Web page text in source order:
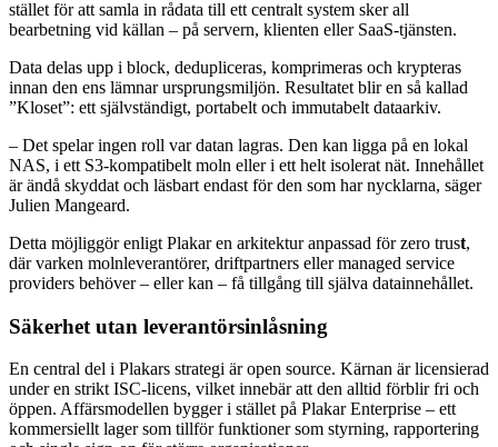
stället för att samla in rådata till ett centralt system sker all
bearbetning vid källan – på servern, klienten eller SaaS-tjänsten.
Data delas upp i block, dedupliceras, komprimeras och krypteras
innan den ens lämnar ursprungsmiljön. Resultatet blir en så kallad
”Kloset”: ett självständigt, portabelt och immutabelt dataarkiv.
– Det spelar ingen roll var datan lagras. Den kan ligga på en lokal
NAS, i ett S3-kompatibelt moln eller i ett helt isolerat nät. Innehållet
är ändå skyddat och läsbart endast för den som har nycklarna, säger
Julien Mangeard.
Detta möjliggör enligt Plakar en arkitektur anpassad för zero trust,
där varken molnleverantörer, driftpartners eller managed service
providers behöver – eller kan – få tillgång till själva datainnehållet.
Säkerhet utan leverantörsinlåsning
En central del i Plakars strategi är open source. Kärnan är licensierad
under en strikt ISC-licens, vilket innebär att den alltid förblir fri och
öppen. Affärsmodellen bygger i stället på Plakar Enterprise – ett
kommersiellt lager som tillför funktioner som styrning, rapportering